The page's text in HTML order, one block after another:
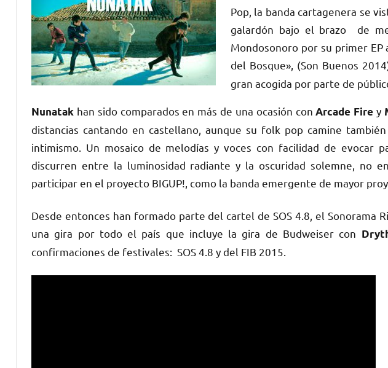
Pop, la banda cartagenera se
galardón bajo el brazo de
Mondosonoro por su primer EP
del Bosque», (Son Buenos
gran acogida por parte de
Nunatak han sido comparados en más de una ocasión con Arcade Firey
distancias cantando en castellano, aunque su folk pop camine
intimismo. Un mosaico de melodías y voces con facilidad de evocar
discurren entre la luminosidad radiante y la oscuridad solemne, no
participar en el proyecto BIGUP!, como la banda emergente de mayor
Desde entonces han formado parte del cartel de SOS 4.8, el Sonorama
una gira por todo el país que incluye la gira de Budweiser con
confirmaciones de festivales: SOS 4.8 y del FIB 2015.